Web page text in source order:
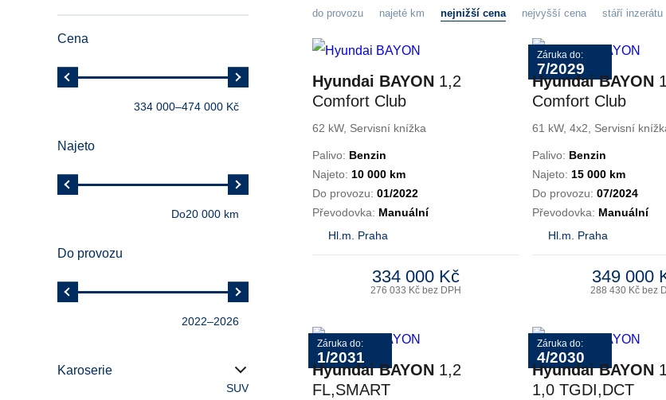
Cena
334 000–474 000 Kč
Najeto
Do20 000 km
Do provozu
2022–2026
Karoserie
SUV
do provozu najeté km nejnižší cena nejvyšší cena stáří inzerátu
Hyundai BAYON 1,2
Comfort Club
62 kW, Servisní knížka
Palivo: Benzin
Najeto: 10 000 km
Do provozu: 01/2022
Převodovka: Manuální
Hl.m. Praha
334 000 Kč
276 033 Kč bez DPH
Záruka do:
7/2029
Hyundai BAYON
Comfort Club
61 kW, 4x2, Servisní
Palivo: Benzin
Najeto: 15 000 km
Do provozu: 07/2024
Převodovka: Manuální
Hl.m. Praha
349 000
288 430 Kč bez
Záruka do:
1/2031
Hyundai BAYON 1,2
FL,SMART
Záruka do:
4/2030
Hyundai BAYON
1,0 TGDI,DCT